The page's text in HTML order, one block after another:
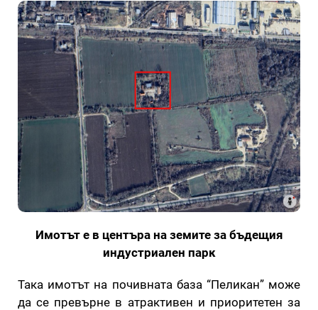
Имотът е в центъра на земите за бъдещия
индустриален парк
Така имотът на почивната база “Пеликан” може
да се превърне в атрактивен и приоритетен за